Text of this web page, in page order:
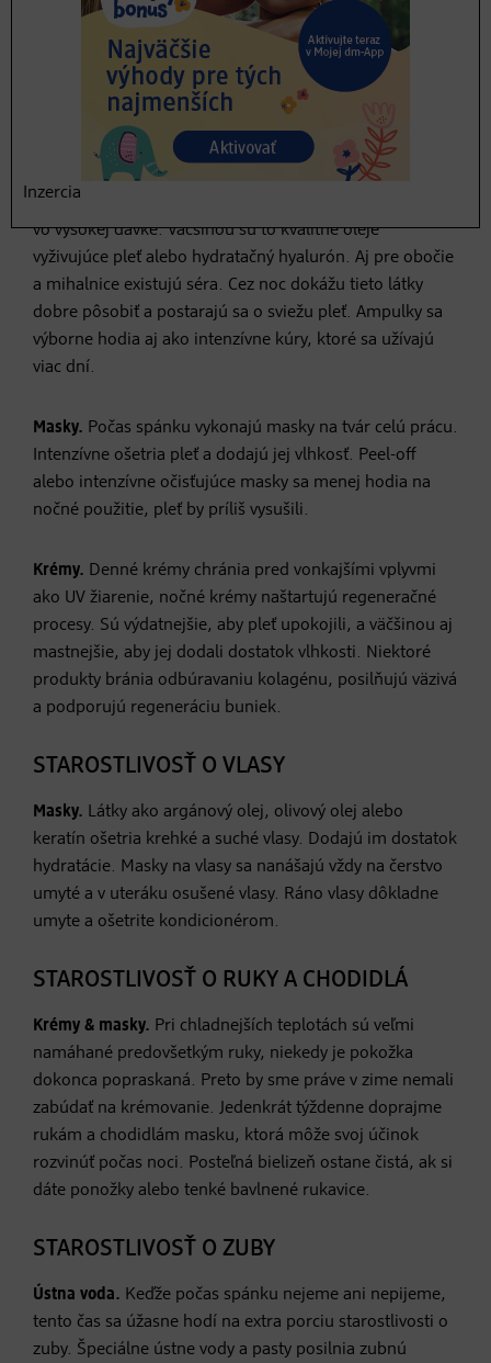
korenistým jedlám, kofeínu a alkoholu.
Aminokyselina tryptofán pôsobí upokojujúco,
podporuje dobrú náladu a redukuje hmotnosť.
Telo si ju nevie samo vytvoriť, preto je dobré
prijať ju cez potravu.
STAROSTLIVOSŤ O TVÁR
Koncentráty.
vo vysokej dávke. Väčšinou sú to kvalitné oleje
vyživujúce pleť alebo hydratačný hyalurón. Aj pre obočie
a mihalnice existujú séra. Cez noc dokážu tieto látky
dobre pôsobiť a postarajú sa o sviežu pleť. Ampulky sa
výborne hodia aj ako intenzívne kúry, ktoré sa užívajú
viac dní.
Masky. Počas spánku vykonajú masky na tvár celú prácu.
Intenzívne ošetria pleť a dodajú jej vlhkosť. Peel-off
alebo intenzívne očisťujúce masky sa menej hodia na
nočné použitie, pleť by príliš vysušili.
Krémy. Denné krémy chránia pred vonkajšími vplyvmi
ako UV žiarenie, nočné krémy naštartujú regeneračné
procesy. Sú výdatnejšie, aby pleť upokojili, a väčšinou aj
mastnejšie, aby jej dodali dostatok vlhkosti. Niektoré
produkty bránia odbúravaniu kolagénu, posilňujú väzivá
a podporujú regeneráciu buniek.
STAROSTLIVOSŤ O VLASY
Masky. Látky ako argánový olej, olivový olej alebo
keratín ošetria krehké a suché vlasy. Dodajú im dostatok
hydratácie. Masky na vlasy sa nanášajú vždy na čerstvo
umyté a v uteráku osušené vlasy. Ráno vlasy dôkladne
umyte a ošetrite kondicionérom.
STAROSTLIVOSŤ O RUKY A CHODIDLÁ
Krémy & masky. Pri chladnejších teplotách sú veľmi
namáhané predovšetkým ruky, niekedy je pokožka
dokonca popraskaná. Preto by sme práve v zime nemali
zabúdať na krémovanie. Jedenkrát týždenne doprajme
rukám a chodidlám masku, ktorá môže svoj účinok
rozvinúť počas noci. Posteľná bielizeň ostane čistá, ak si
dáte ponožky alebo tenké bavlnené rukavice.
STAROSTLIVOSŤ O ZUBY
Ústna voda. Keďže počas spánku nejeme ani nepijeme,
tento čas sa úžasne hodí na extra porciu starostlivosti o
zuby. Špeciálne ústne vody a pasty posilnia zubnú
Inzercia